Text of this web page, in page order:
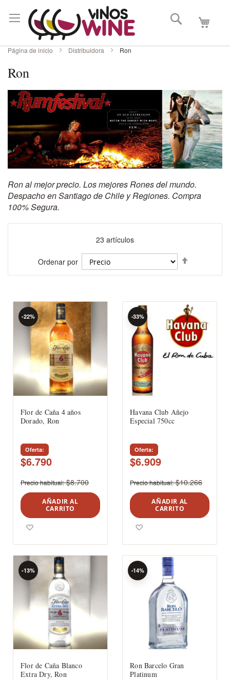
Mi
Buscar
Página de inicio Distribuidora Ron
Ron
Ron al mejor precio. Los mejores Rones del mundo.
Despacho en Santiago de Chile y Regiones. Compra
100% Segura.
23 artículos
Ordenar por
Flor de Caña 4 años
Dorado, Ron
Oferta
$6.790
-22%
Precio habitual $8.700
AÑADIR AL
CARRITO
Havana Club Añejo
Especial 750cc
Oferta
$6.909
-33%
Precio habitual $10.266
AÑADIR AL
CARRITO
Flor de Caña Blanco
Extra Dry, Ron
-13%
Ron Barcelo Gran
Platinum
-14%